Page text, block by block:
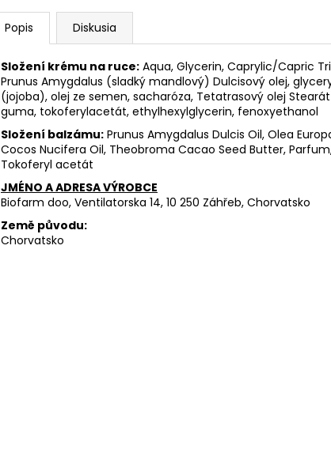
Popis Diskusia
Složení krému na ruce: Aqua, Glycerin, Caprylic/Capric
Prunus Amygdalus (sladký mandlový) Dulcisový olej,
(jojoba), olej ze semen, sacharóza, Tetatrasový olej
guma, tokoferylacetát, ethylhexylglycerin, fenoxyethanol
Složení balzámu: Prunus Amygdalus Dulcis Oil, Olea
Cocos Nucifera Oil, Theobroma Cacao Seed Butter,
Tokoferyl acetát
JMÉNO A ADRESA VÝROBCE
Biofarm doo, Ventilatorska 14, 10 250 Záhřeb, Chorvatsko
Země původu:
Chorvatsko